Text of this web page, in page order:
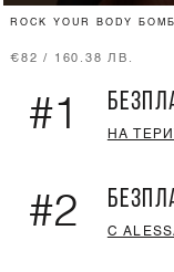
ROCK YOUR BODY
€82 / 160.38 ЛВ.
#1 НА
#2 С